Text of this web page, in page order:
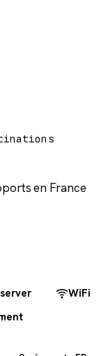
en France
WiFi